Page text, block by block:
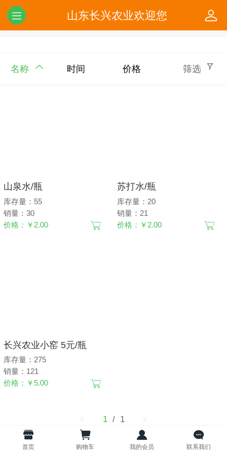
山东长兴农业欢迎您
名称 时间 价格 筛选
山泉水/瓶
库存量：55
销量：30
价格：￥2.00
苏打水/瓶
库存量：20
销量：21
价格：￥2.00
长兴农业小窑 5元/瓶
库存量：275
销量：121
价格：￥5.00
1 / 1
首页 购物车 我的会员 联系我们